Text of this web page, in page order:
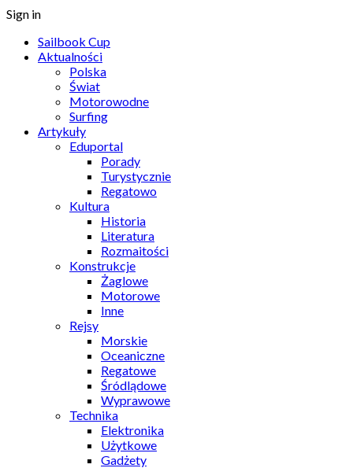
Sign in
Sailbook Cup
Aktualności
Polska
Świat
Motorowodne
Surfing
Artykuły
Eduportal
Porady
Turystycznie
Regatowo
Kultura
Historia
Literatura
Rozmaitości
Konstrukcje
Żaglowe
Motorowe
Inne
Rejsy
Morskie
Oceaniczne
Regatowe
Śródlądowe
Wyprawowe
Technika
Elektronika
Użytkowe
Gadżety